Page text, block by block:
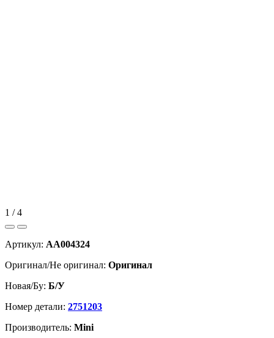
1 / 4
Артикул: AA004324
Оригинал/Не оригинал: Оригинал
Новая/Бу: Б/У
Номер детали: 2751203
Производитель: Mini